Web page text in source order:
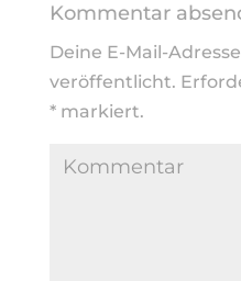
Kommentar
Deine E-Mail-
veröffentlicht.
*markiert.